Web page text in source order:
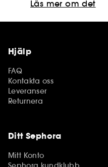
Läs mer om det
Hjälp
FAQ
Kontakta oss
Leveranser
Returnera
Ditt Sephora
Mitt Konto